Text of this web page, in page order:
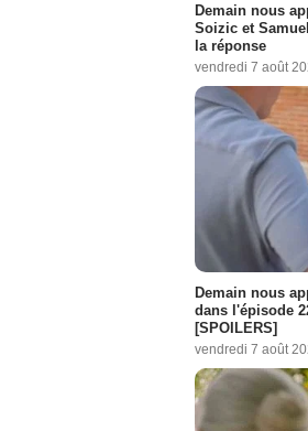
Demain nous
Soizic et
la réponse
vendredi 7 août
Demain nous
dans l'épisode
[SPOILERS]
vendredi 7 août